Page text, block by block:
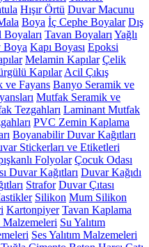
Hışır Örtü Duvar Macunu
Boya İç Cephe Boyalar Dış
Boyaları Tavan Boyaları Yağlı
Boya Kapı Boyası Epoksi
Melamin Kapılar Çelik
Kapılar Acil Çıkış
ve Fayans Banyo Seramik ve
Mutfak Seramik ve
Tezgahları Laminant Mutfak
PVC Zemin Kaplama
Boyanabilir Duvar Kağıtları
Stickerları ve Etiketleri
Folyolar Çocuk Odası
Duvar Kağıtları Duvar Kağıdı
Strafor Duvar Çıtası
Silikon Mum Silikon
Kartonpiyer Tavan Kaplama
Su Yalıtım
Ses Yalıtım Malzemeleri